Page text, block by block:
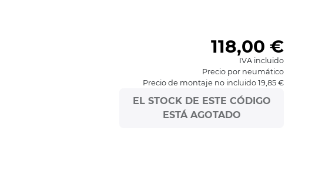
118,00 €
IVA incluido
Precio por neumático
Precio de montaje no incluido 19,85 €
EL STOCK DE ESTE CÓDIGO
ESTÁ AGOTADO